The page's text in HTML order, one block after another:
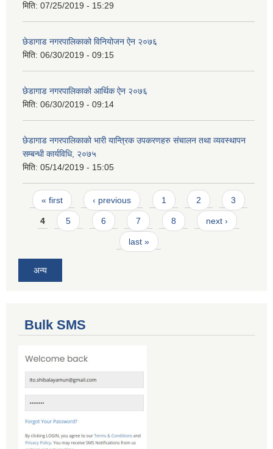
मिति: 07/25/2019 - 15:29
छेडागाड नगरपालिकाको विनियोजन ऐन २०७६
मिति: 06/30/2019 - 09:15
छेडागाड नगरपालिकाको आर्थिक ऐन २०७६
मिति: 06/30/2019 - 09:14
छेडागाड नगरपालिकाको भारी यान्त्रिक उपकरणहरु संचालन तथा व्यवस्थापन
सम्बन्धी कार्यविधि, २०७५
मिति: 05/14/2019 - 15:05
Pages
« first ‹ previous 1 2 3
4 5 6 7 8 next ›
last »
अन्य
Bulk SMS